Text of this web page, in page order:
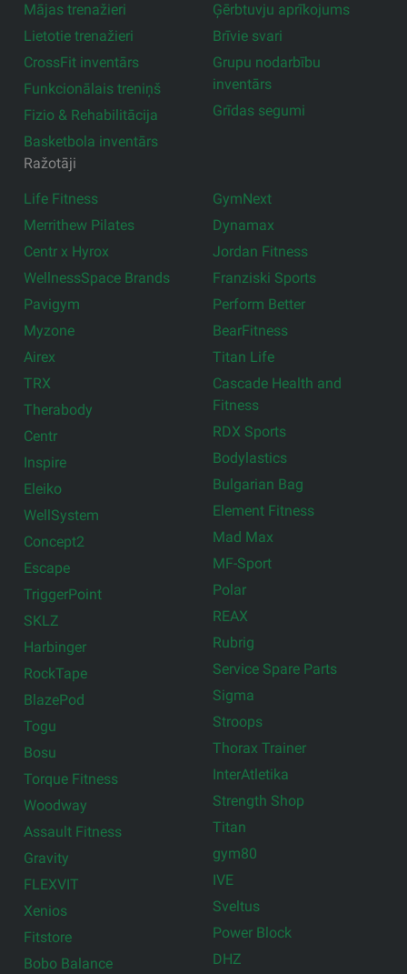
Mājas trenažieri
Lietotie trenažieri
CrossFit inventārs
Funkcionālais treniņš
Fizio & Rehabilitācija
Basketbola inventārs
Ģērbtuvju aprīkojums
Brīvie svari
Grupu nodarbību
inventārs
Grīdas segumi
Ražotāji
Life Fitness
Merrithew Pilates
Centr x Hyrox
WellnessSpace Brands
Pavigym
Myzone
Airex
TRX
Therabody
Centr
Inspire
Eleiko
WellSystem
Concept2
Escape
TriggerPoint
SKLZ
Harbinger
RockTape
BlazePod
Togu
Bosu
Torque Fitness
Woodway
Assault Fitness
Gravity
FLEXVIT
Xenios
Fitstore
Bobo Balance
GymNext
Dynamax
Jordan Fitness
Franziski Sports
Perform Better
BearFitness
Titan Life
Cascade Health and
Fitness
RDX Sports
Bodylastics
Bulgarian Bag
Element Fitness
Mad Max
MF-Sport
Polar
REAX
Rubrig
Service Spare Parts
Sigma
Stroops
Thorax Trainer
InterAtletika
Strength Shop
Titan
gym80
IVE
Sveltus
Power Block
DHZ